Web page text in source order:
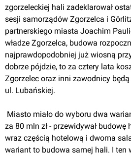
zgorzeleckiej hali zadeklarował
sesji samorządów Zgorzelca i
partnerskiego miasta Joachim
władze Zgorzelca, budowa
najprawdopodobniej już wiosną
dobrze pójdzie, to za cztery lata
Zgorzelec oraz inni zawodnicy
ul. Lubańskiej.
za 80 mln zł - przewidywał budowę
wraz częścią hotelową i dwoma
wariant to budowa samej hali. I ten